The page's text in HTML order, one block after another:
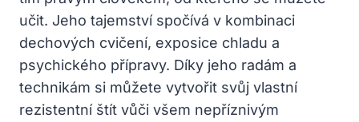
učit. Jeho tajemství‌ spočívá ⁢v kombinaci
dechových cvičení, exposice chladu ​a
psychického ​přípravy.‍ Díky jeho radám a
technikám si⁤ můžete ​vytvořit svůj ‌vlastní
rezistentní štít vůči⁣ všem nepříznivým